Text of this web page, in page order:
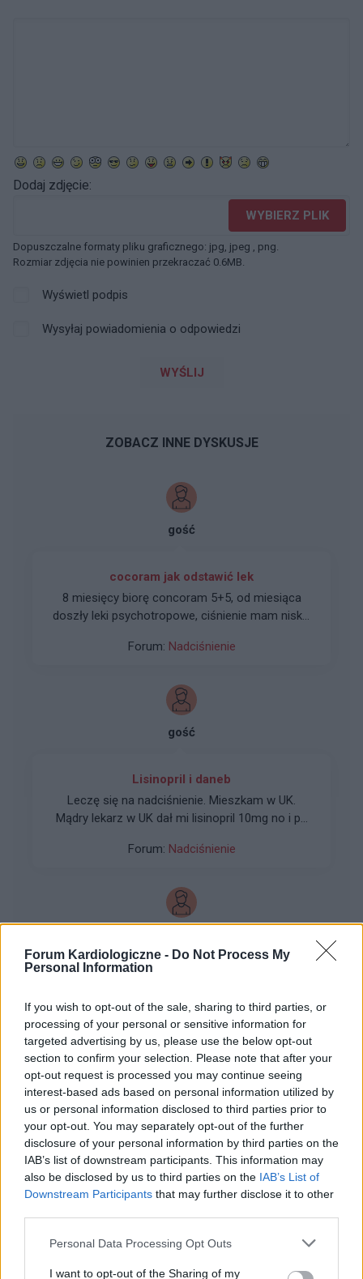
Forum Kardiologiczne - Do Not Process My
Personal Information
If you wish to opt-out of the sale, sharing to third parties, or
processing of your personal or sensitive information for
targeted advertising by us, please use the below opt-out
section to confirm your selection. Please note that after your
opt-out request is processed you may continue seeing
interest-based ads based on personal information utilized by
us or personal information disclosed to third parties prior to
your opt-out. You may separately opt-out of the further
disclosure of your personal information by third parties on the
IAB’s list of downstream participants. This information may
also be disclosed by us to third parties on the IAB’s List of
Downstream Participants that may further disclose it to other
Personal Data Processing Opt Outs
I want to opt-out of the Sharing of my
Dodaj zdjęcie:
WYBIERZ PLIK
Dopuszczalne formaty pliku graficznego: jpg, jpeg , png.
Rozmiar zdjęcia nie powinien przekraczać 0.6MB.
Wyświetl podpis
Wysyłaj powiadomienia o odpowiedzi
WYŚLIJ
ZOBACZ INNE DYSKUSJE
gość
cocoram jak odstawić lek
8 miesięcy biorę concoram 5+5, od miesiąca
doszły leki psychotropowe, ciśnienie mam niskie
cocoramu, czy ktoś go odstawiał ?
Forum: Nadciśnienie
gość
Lisinopril i daneb
Leczę się na nadciśnienie. Mieszkam w UK.
Mądry lekarz w UK dał mi lisinopril 10mg no i po
dalej nic plus wysoki puls. Powiedział mi że puls
lekarz dołożył daneb 5mg i wszystko ok. Czy ta
kombinacja leków jest dobra?
Forum: Nadciśnienie
czy ktoś z Państwa odstawiał lek concoram 5+5
? W jaki sposób lekarz zalecił odstawienie go ?
Forum: Nadciśnienie
gość
Zdiagnozowane PSVT, dziwny rytm pracy
serca
wysokim tętnem oscylującym w przedziale 90-
Forum:Inne choroby związane z ciśnieniem